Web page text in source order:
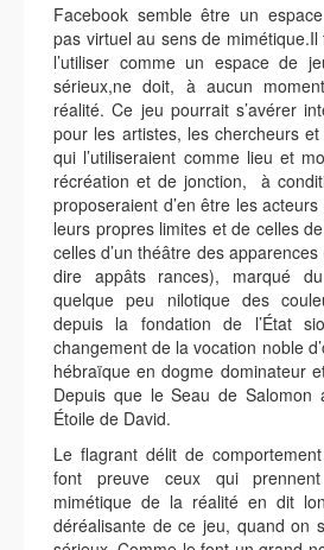
Facebook semble être un
pas virtuel au sens de
l’utiliser comme un espace de
sérieux,ne doit, à aucun
réalité. Ce jeu pourrait s’avérer
pour les artistes, les chercheurs
qui l’utiliseraient comme lieu et
récréation et de jonction, à
proposeraient d’en être les
leurs propres limites et de celles
celles d’un théâtre des
dire appâts rances), marqué
quelque peu nilotique des
depuis la fondation de l’État
changement de la vocation noble
hébraïque en dogme dominateur
Depuis que le Seau de Salomon
Étoile de David.
Le flagrant délit de
font preuve ceux qui
mimétique de la réalité en dit
déréalisante de ce jeu, quand on